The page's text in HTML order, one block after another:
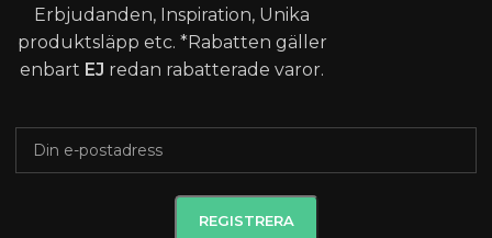
Erbjudanden, Inspiration, Unika
produktsläpp etc. *Rabatten gäller
enbart EJ redan rabatterade varor.